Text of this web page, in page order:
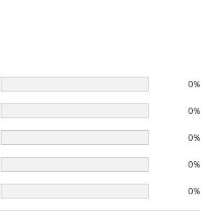
0%
0%
0%
0%
0%